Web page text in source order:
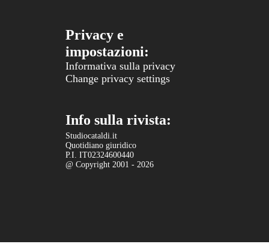
Privacy e
impostazioni:
Informativa sulla privacy
Change privacy settings
Info sulla rivista:
Studiocataldi.it
Quotidiano giuridico
P.I. IT02324600440
@ Copyright 2001 - 2026